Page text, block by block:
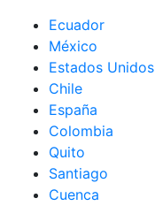
Ecuador
México
Estados Unidos
Chile
España
Colombia
Quito
Santiago
Cuenca